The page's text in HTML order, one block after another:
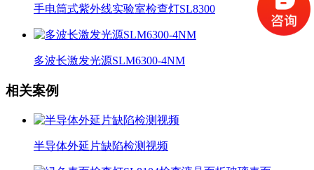
手电筒式紫外线实验室检查灯SL8300
多波长激发光源SLM6300-4NM
相关案例
半导体外延片缺陷检测视频